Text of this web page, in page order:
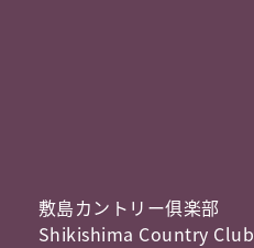
敷島カントリー俱楽部
Shikishima Country Club